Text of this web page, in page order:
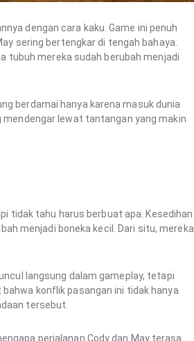
dengan cara kaku. Game ini penuh
sering bertengkar di tengah bahaya.
tubuh mereka sudah berubah menjadi
berdamai hanya karena masuk dunia
lewat tantangan yang makin
tidak tahu harus berbuat apa. Kesedihan
menjadi boneka kecil. Dari situ, mereka
langsung dalam gameplay, tetapi
konflik pasangan ini tidak hanya
tersebut.
perjalanan Cody dan May terasa